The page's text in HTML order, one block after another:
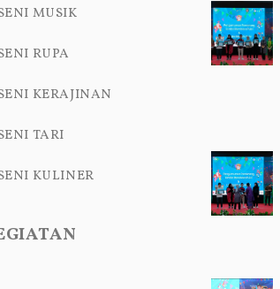
MUSIK
RUPA
KERAJINAN
TARI
KULINER